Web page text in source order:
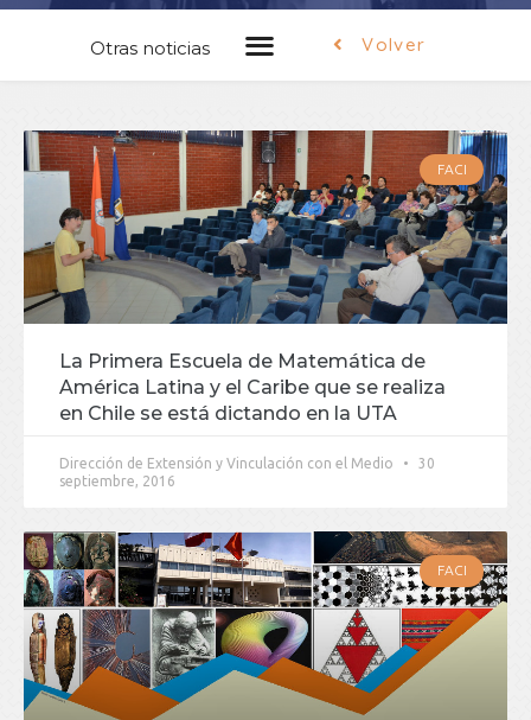
Otras noticias Volver
FACI
La Primera Escuela de Matemática de
América Latina y el Caribe que se realiza
en Chile se está dictando en la UTA
Dirección de Extensión y Vinculación con el Medio
30
septiembre, 2016
FACI